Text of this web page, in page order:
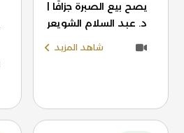
يصح بيع الصبرة جزافًا |
د. عبد السلام الشويعر
شاهد المزيد